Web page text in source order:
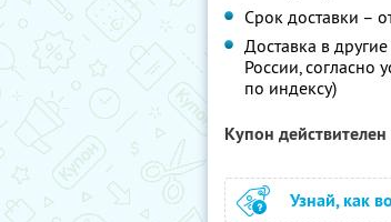
Срок доставки –
Доставка в
России, согласно
по индексу)
Купон
Узнай, как